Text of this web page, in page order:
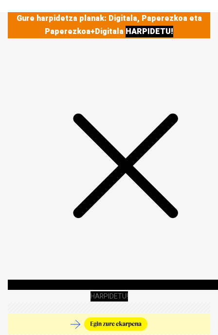
Gure harpidetza planak: Digitala, Paperezkoa eta
Paperezkoa+Digitala HARPIDETU!
HARPIDETU!